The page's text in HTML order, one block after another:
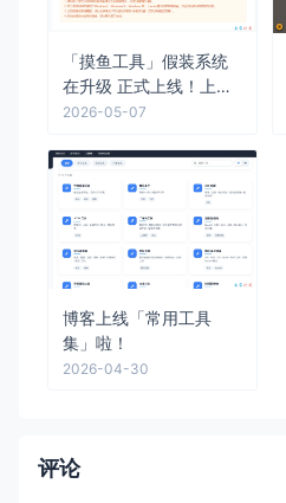
「摸鱼工具」假装系统
在升级 正式上线！上班
族的福音来了！
2026-05-07
博客上线「常用工具
集」啦！
2026-04-30
评论